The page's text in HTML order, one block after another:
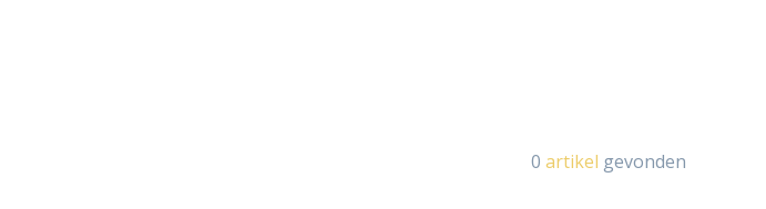
0 artikel gevonden